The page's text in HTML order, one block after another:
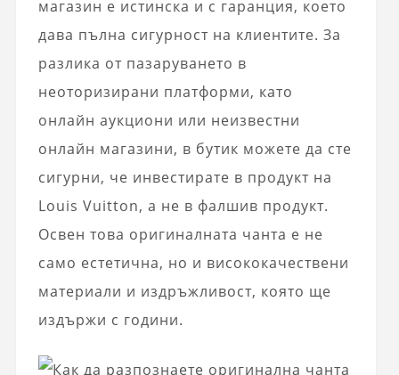
магазин е истинска и с гаранция, което
дава пълна сигурност на клиентите. За
разлика от пазаруването в
неоторизирани платформи, като
онлайн аукциони или неизвестни
онлайн магазини, в бутик можете да сте
сигурни, че инвестирате в продукт на
Louis Vuitton, а не в фалшив продукт.
Освен това оригиналната чанта е не
само естетична, но и висококачествени
материали и издръжливост, която ще
издържи с години.